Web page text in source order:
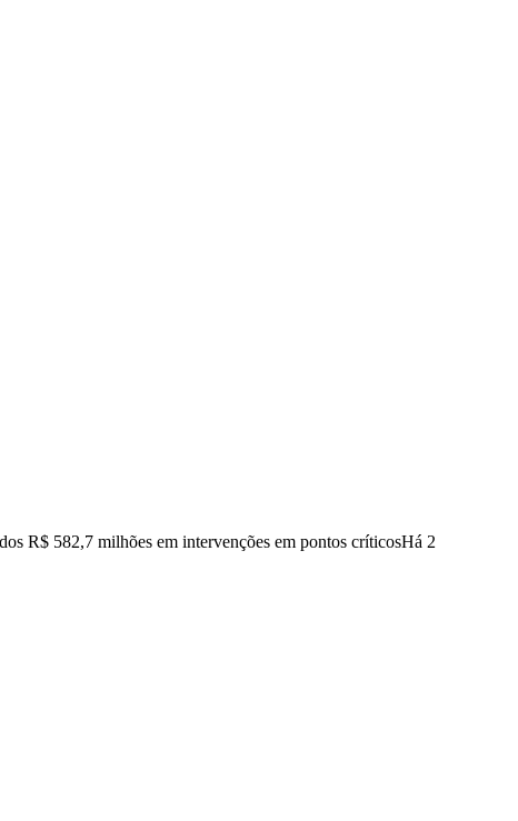
R$ 582,7 milhões em intervenções em pontos críticosHá 2